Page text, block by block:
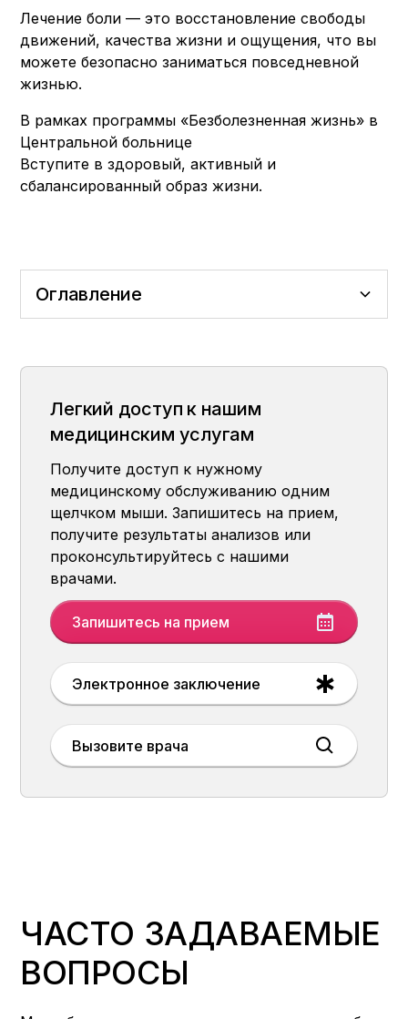
Лечение боли — это восстановление свободы
движений, качества жизни и ощущения, что вы
можете безопасно заниматься повседневной
жизнью.
В рамках программы «Безболезненная жизнь» в
Центральной больнице
Вступите в здоровый, активный и
сбалансированный образ жизни.
Оглавление
Легкий доступ к нашим
медицинским услугам
Получите доступ к нужному
медицинскому обслуживанию одним
щелчком мыши. Запишитесь на прием,
получите результаты анализов или
проконсультируйтесь с нашими
врачами.
Запишитесь на прием
Электронное заключение
Вызовите врача
ЧАСТО ЗАДАВАЕМЫЕ
ВОПРОСЫ